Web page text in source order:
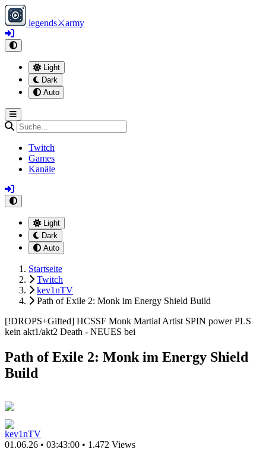
legends⚔army
Light
Dark
Auto
Twitch
Games
Kanäle
Light
Dark
Auto
Startseite
Twitch
kev1nTV
Path of Exile 2: Monk im Energy Shield Build
[!DROPS+Gifted] HCSSF Monk Martial Artist SPIN power PLS
kein akt1/akt2 Death - NEUES bei
Path of Exile 2: Monk im Energy Shield
Build
kev1nTV
01.06.26 • 03:43:00 • 1.472 Views